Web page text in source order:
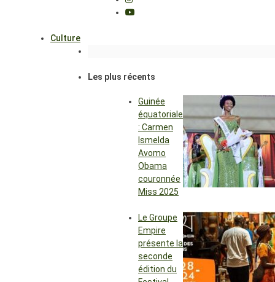
Culture
Les plus récents
Guinée
équatoriale
: Carmen
Ismelda
Avomo
Obama
couronnée
Miss 2025
Le Groupe
Empire
présente la
seconde
édition du